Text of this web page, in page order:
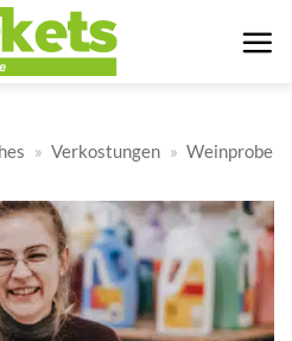
» Verkostungen » Weinprobe